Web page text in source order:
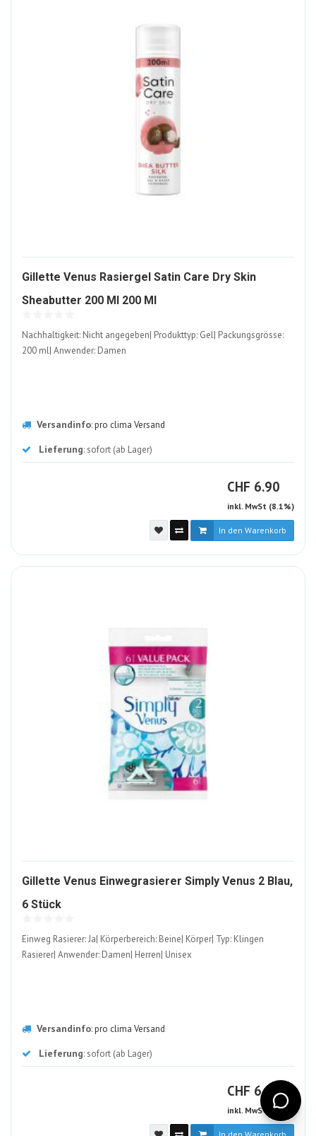
Gillette Venus Rasiergel Satin Care Dry Skin
Sheabutter 200 Ml 200 Ml 2060274-
Nachhaltigkeit: Nicht angegeben| Produkttyp: Gel| Packungsgrösse:
200 ml| Anwender: Damen
Versandinfo:pro clima Versand
Lieferung: sofort (ab Lager)
CHF CHF
6.90
inkl. MwSt (8.1%)
In den Warenkorb
Gillette Venus Einwegrasierer Simply Venus 2 Blau,
6 Stück2060279-
Einweg Rasierer: Ja| Körperbereich: Beine| Körper| Typ: Klingen
Rasierer| Anwender: Damen| Herren| Unisex
Versandinfo:pro clima Versand
Lieferung: sofort (ab Lager)
CHF CHF
6.65
inkl. MwSt (8.1%)